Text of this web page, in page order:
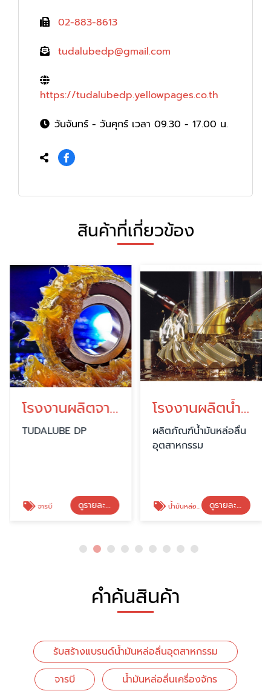
02-883-8613
tudalubedp@gmail.com
https://tudalubedp.yellowpages.co.th
วันจันทร์ - วันศุกร์ เวลา 09.30 - 17.00 น.
สินค้าที่เกี่ยวข้อง
โรงงานผลิตจารบี
TUDALUBE DP
จารบี ดูรายละเอียด
โรงงานผลิตน้ำมันหล่อลื่นเครื่องจักรอุตสาหกรรม
ผลิตภัณฑ์น้ำมันหล่อลื่น
อุตสาหกรรม
น้ำมันหล่อลื่นเครื่องจักร ดูรายละเอียด
คำค้นสินค้า
รับสร้างแบรนด์น้ำมันหล่อลื่นอุตสาหกรรม
จารบี
น้ำมันหล่อลื่นเครื่องจักร